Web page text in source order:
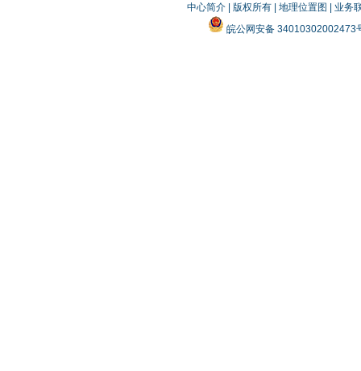
中心简介| 版权所有| 地理位置图
业务
皖公网安备 34010302002473